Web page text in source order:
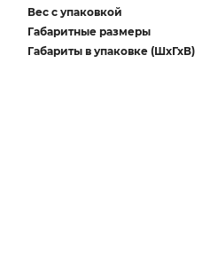
Вес с упаковкой
Габаритные размеры
Габариты в упаковке (ШхГхВ)